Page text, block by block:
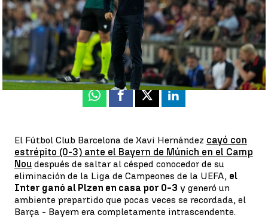
Juan Manuel M. Lardón
Publicado: 27 de octubre de 2022, 10:24
Whatsapp
Facebook
X Linkedin
El Fútbol Club Barcelona de Xavi Hernández cayó con
estrépito (0-3) ante el Bayern de Múnich en el Camp
Nou después de saltar al césped conocedor de su
eliminación de la Liga de Campeones de la UEFA, el
Inter ganó al Plzen en casa por 0-3 y generó un
ambiente prepartido que pocas veces se recordada, el
Barça - Bayern era completamente intrascendente.